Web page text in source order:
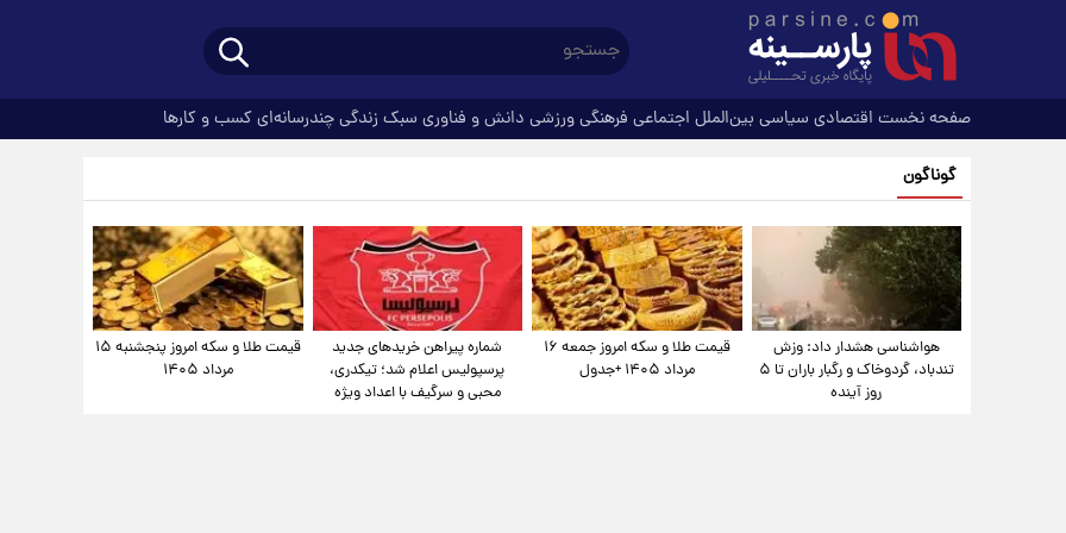
صفحه نخست اقتصادی سیاسی بین‌الملل اجتماعی فرهنگیورزشی دانش و فناوری سبک زندگیچندرسانه‌ای کسب و کارها
گوناگون
هواشناسی هشدار داد: وزش
تندباد، گردوخاک و رگبار باران تا ۵
روز آینده
قیمت طلا و سکه امروز جمعه ۱۶
مرداد ۱۴۰۵ +جدول
شماره پیراهن خریدهای جدید
پرسپولیس اعلام شد؛ تیکدری،
محبی و سرگیف با اعداد ویژه
قیمت طلا و سکه امروز پنجشنبه ۱۵
مرداد ۱۴۰۵